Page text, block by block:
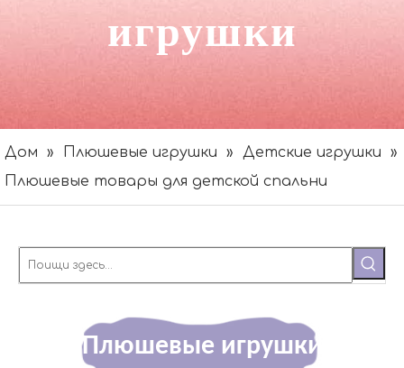
игрушки
Дом » Плюшевые игрушки » Детские игрушки
»
Плюшевые товары для детской спальни
Плюшевые игрушки